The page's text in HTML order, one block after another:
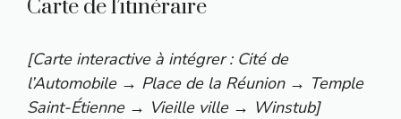
Carte de l’itinéraire
[Carte interactive à intégrer : Cité de
l’Automobile → Place de la Réunion → Temple
Saint-Étienne → Vieille ville → Winstub]